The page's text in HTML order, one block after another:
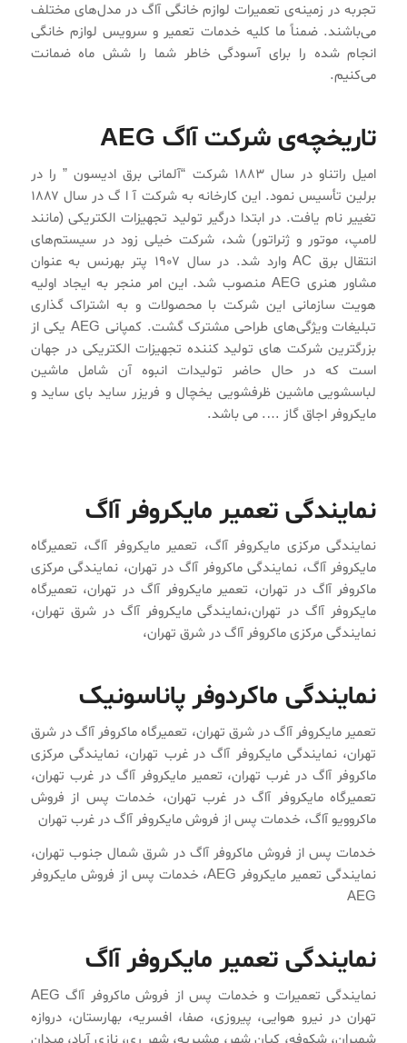
تجربه در زمینه‌ی تعمیرات لوازم خانگی آاگ در مدل‌های مختلف
می‌باشند. ضمناً ما کلیه خدمات تعمیر و سرویس لوازم خانگی
انجام شده را برای آسودگی خاطر شما را شش ماه ضمانت
می‌کنیم.
تاریخچه‌ی شرکت آاگ AEG
امیل راتناو در سال ۱۸۸۳ شرکت “آلمانی برق ادیسون ” را در
برلین تأسیس نمود. این کارخانه به شرکت آ ا گ در سال ۱۸۸۷
تغییر نام یافت. در ابتدا درگیر تولید تجهیزات الکتریکی (مانند
لامپ، موتور و ژنراتور) شد، شرکت خیلی زود در سیستم‌های
انتقال برق AC وارد شد. در سال ۱۹۰۷ پتر بهرنس به عنوان
مشاور هنری AEG منصوب شد. این امر منجر به ایجاد اولیه
هویت سازمانی این شرکت با محصولات و به اشتراک گذاری
تبلیغات ویژگی‌های طراحی مشترک گشت. کمپانی AEG یکی از
بزرگترین شرکت های تولید کننده تجهیزات الکتریکی در جهان
است که در حال حاضر تولیدات انبوه آن شامل ماشین
لباسشویی ماشین ظرفشویی یخچال و فریزر ساید بای ساید و
مایکروفر اجاق گاز …. می باشد.
نمایندگی تعمیر مایکروفر آاگ
نمایندگی مرکزی مایکروفر آاگ، تعمیر مایکروفر آاگ، تعمیرگاه
مایکروفر آاگ، نمایندگی ماکروفر آاگ در تهران، نمایندگی مرکزی
ماکروفر آاگ در تهران، تعمیر مایکروفر آاگ در تهران، تعمیرگاه
مایکروفر آاگ در تهران،نمایندگی مایکروفر آاگ در شرق تهران،
نمایندگی مرکزی ماکروفر آاگ در شرق تهران،
نمایندگی ماکردوفر پاناسونیک
تعمیر مایکروفر آاگ در شرق تهران، تعمیرگاه ماکروفر آاگ در شرق
تهران، نمایندگی مایکروفر آاگ در غرب تهران، نمایندگی مرکزی
ماکروفر آاگ در غرب تهران، تعمیر مایکروفر آاگ در غرب تهران،
تعمیرگاه مایکروفر آاگ در غرب تهران، خدمات پس از فروش
ماکروویو آاگ، خدمات پس از فروش مایکروفر آاگ در غرب تهران
خدمات پس از فروش ماکروفر آاگ در شرق شمال جنوب تهران،
نمایندگی تعمیر مایکروفر AEG، خدمات پس از فروش مایکروفر
AEG
نمایندگی تعمیر مایکروفر آاگ
نمایندگی تعمیرات و خدمات پس از فروش ماکروفر آاگ AEG
تهران در نیرو هوایی، پیروزی، صفا، افسریه، بهارستان، دروازه